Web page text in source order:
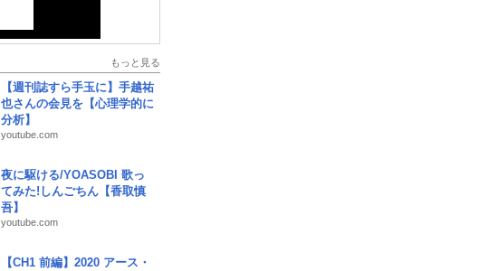
もっと見る
【週刊誌すら手玉に】手越祐
也さんの会見を【心理学的に
分析】
youtube.com
夜に駆ける/YOASOBI 歌っ
てみた!しんごちん【香取慎
吾】
youtube.com
【CH1 前編】2020 アース・